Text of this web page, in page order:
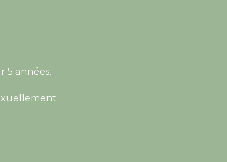
5 années.